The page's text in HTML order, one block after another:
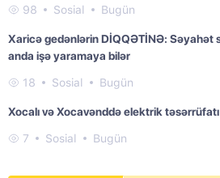
98 Sosial Bugün
Xaricə gedənlərin DİQQƏTİNƏ: Səyahət
anda işə yaramaya bilər
18 Sosial Bugün
Xocalı və Xocavənddə elektrik
7 Sosial Bugün